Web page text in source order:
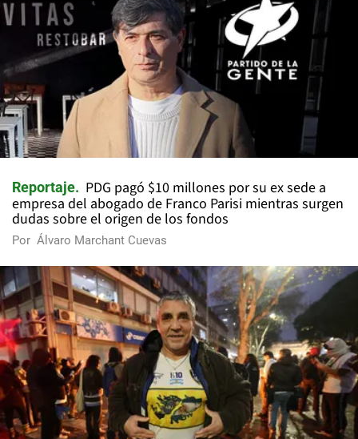
Reportaje
PDG pagó $10 millones por su ex sede a
empresa del abogado de Franco Parisi mientras surgen
dudas sobre el origen de los fondos
Por Álvaro Marchant Cuevas